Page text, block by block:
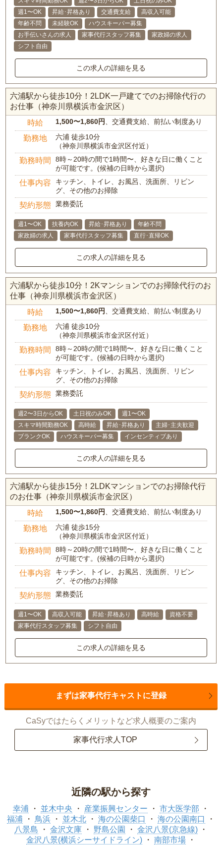
週1〜OK
昇給･昇格あり 交通費支給
高収入可能
年齢不問
未経験OK
ハウスキーパー募集
お手伝いさんの求人
家事代行スタッフ募集
家政婦の求人
シフト自由
この求人の詳細を見る
六浦駅から徒歩10分！2LDK一戸建てでのお掃除代行の
お仕事（神奈川県横浜市金沢区）
時給 1,500〜1,860円 、交通費支給、前払い制度あり
勤務地
六浦 徒歩10分
（神奈川県横浜市金沢区付近）
勤務時間
8時～20時の間で1時間〜、好きな日に働くこと
が可能です。(候補の日時から選択)
仕事内容
キッチン、トイレ、お風呂、洗面所、リビン
グ、その他のお掃除
契約形態 業務委託
週1〜OK 扶養内OK 昇給･昇格あり
年齢不問
家政婦の求人
家事代行スタッフ募集 直行･直帰OK
この求人の詳細を見る
六浦駅から徒歩10分！2Kマンションでのお掃除代行のお
仕事（神奈川県横浜市金沢区）
時給 1,500〜1,860円 、交通費支給、前払い制度あり
勤務地
六浦 徒歩10分
（神奈川県横浜市金沢区付近）
勤務時間
8時～20時の間で1時間〜、好きな日に働くこと
が可能です。(候補の日時から選択)
仕事内容
キッチン、トイレ、お風呂、洗面所、リビン
グ、その他のお掃除
契約形態 業務委託
週2〜3日からOK 土日祝のみOK
週1〜OK
スキマ時間勤務OK
高時給 昇給･昇格あり
主婦･主夫歓迎
ブランクOK
ハウスキーパー募集 インセンティブあり
この求人の詳細を見る
六浦駅から徒歩15分！2LDKマンションでのお掃除代行
のお仕事（神奈川県横浜市金沢区）
時給 1,500〜1,860円 、交通費支給、前払い制度あり
勤務地
六浦 徒歩15分
（神奈川県横浜市金沢区付近）
勤務時間
8時～20時の間で1時間〜、好きな日に働くこと
が可能です。(候補の日時から選択)
仕事内容
キッチン、トイレ、お風呂、洗面所、リビン
グ、その他のお掃除
契約形態 業務委託
週1〜OK 高収入可能 昇給･昇格あり 高時給
資格不要
家事代行スタッフ募集
シフト自由
この求人の詳細を見る
まずは家事代行キャストに登録
CaSyではたらくメリットなど求人概要のご案内
家事代行求人TOP
近隣の駅から探す
幸浦 並木中央 産業振興センター
市大医学部
福浦
鳥浜 並木北 海の公園柴口
海の公園南口
八景島
金沢文庫 野島公園
金沢八景(京急線)
金沢八景(横浜シーサイドライン)
南部市場